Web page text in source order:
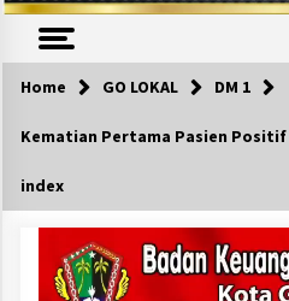
Home GO LOKAL DM 1
Kematian Pertama Pasien Positif
index